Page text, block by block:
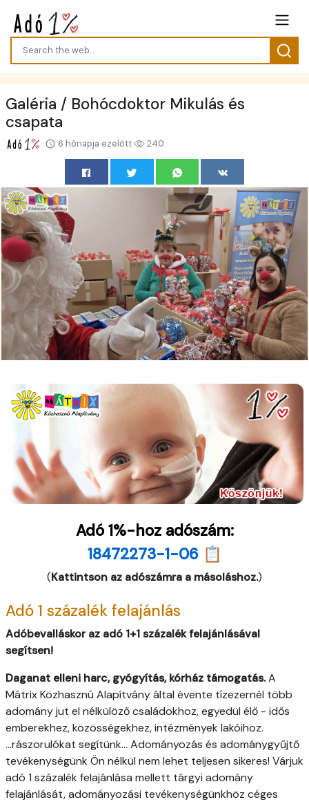
Galéria / Bohócdoktor Mikulás és
csapata
6 hónapja ezelőtt 240
Adó 1%-hoz adószám:
18472273-1-06 📋
(Kattintson az adószámra a másoláshoz.)
Adó 1 százalék felajánlás
Adóbevalláskor az adó 1+1 százalék felajánlásával
segítsen!
Daganat elleni harc, gyógyítás, kórház támogatás.A
Mátrix Közhasznú Alapítvány által évente tízezernél több
adomány jut el nélkülöző családokhoz, egyedül élő - idős
emberekhez, közösségekhez, intézmények lakóihoz.
...rászorulókat segítünk... Adományozás és adománygyűjtő
tevékenységünk Ön nélkül nem lehet teljesen sikeres! Várjuk
adó 1 százalék felajánlása mellett tárgyi adomány
felajánlását, adományozási tevékenységünkhöz céges